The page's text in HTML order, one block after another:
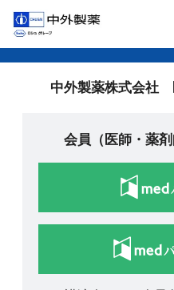
中外製薬株式会社
会員（医師・薬